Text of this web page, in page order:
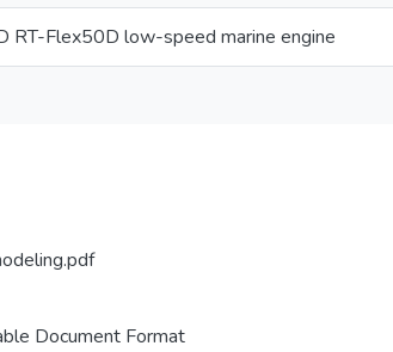
Flex50D low-speed marine engine
Document Format